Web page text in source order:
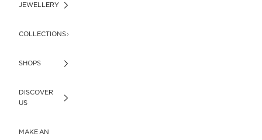
JEWELLERY
COLLECTIONS
SHOPS
DISCOVER
US
MAKE AN